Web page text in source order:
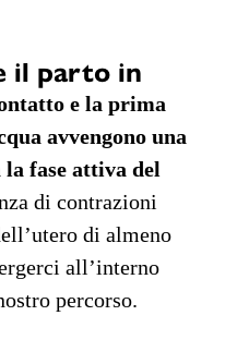
il parto in
e la prima
avvengono una
fase attiva del
di contrazioni
di almeno
all’interno
percorso.